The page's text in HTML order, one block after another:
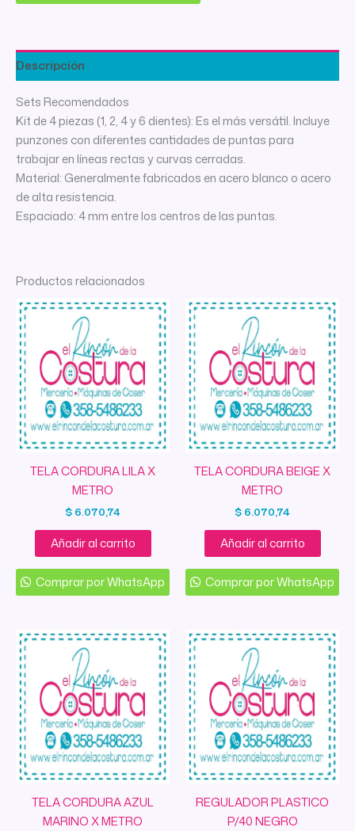
CUERO
cantidad
Descripción
Sets Recomendados
Kit de 4 piezas (1, 2, 4 y 6 dientes): Es el más versátil. Incluye
punzones con diferentes cantidades de puntas para
trabajar en líneas rectas y curvas cerradas.
Material: Generalmente fabricados en acero blanco o acero
de alta resistencia.
Espaciado: 4 mm entre los centros de las puntas.
Productos relacionados
TELA CORDURA LILA X
METRO
$ 6.070,74
Añadir al carrito
Comprar por WhatsApp
TELA CORDURA BEIGE X
METRO
$ 6.070,74
Añadir al carrito
Comprar por WhatsApp
TELA CORDURA AZUL
MARINO X METRO
REGULADOR PLASTICO
P/40 NEGRO